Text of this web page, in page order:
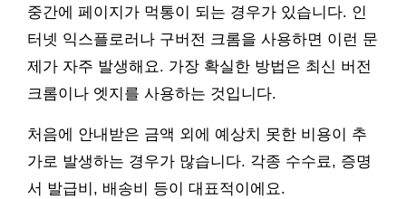
중간에 페이지가 먹통이 되는 경우가 있습니다. 인
터넷 익스플로러나 구버전 크롬을 사용하면 이런 문
제가 자주 발생해요. 가장 확실한 방법은 최신 버전
크롬이나 엣지를 사용하는 것입니다.
처음에 안내받은 금액 외에 예상치 못한 비용이 추
가로 발생하는 경우가 많습니다. 각종 수수료, 증명
서 발급비, 배송비 등이 대표적이에요.